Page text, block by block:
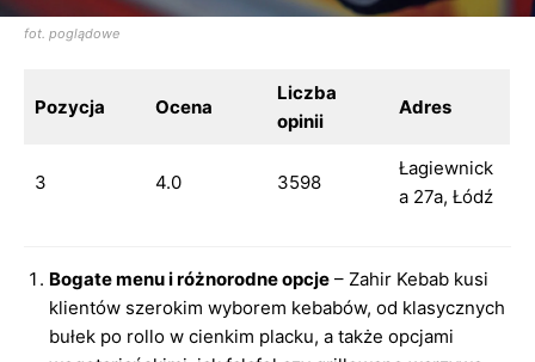
fot. poglądowe
Pozycja Ocena
Liczba
opinii
Adres
3 4.0 3598
Łagiewnick
a 27a, Łódź
Bogate menu i różnorodne opcje – Zahir Kebab kusi
klientów szerokim wyborem kebabów, od klasycznych
bułek po rollo w cienkim placku, a także opcjami